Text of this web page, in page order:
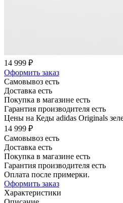
14 999 ₽
Оформить заказ
Самовывоз есть
Доставка есть
Покупка в магазине есть
Гарантия производителя есть
Цены на Кеды adidas Originals
14 999 ₽
Самовывоз есть
Доставка есть
Покупка в магазине есть
Гарантия производителя есть
Оплата после примерки.
Оформить заказ
Характеристики